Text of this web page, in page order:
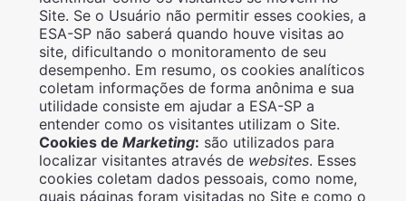
Site. Se o Usuário não permitir esses cookies, a
ESA-SP não saberá quando houve visitas ao
site, dificultando o monitoramento de seu
desempenho. Em resumo, os cookies analíticos
coletam informações de forma anônima e sua
utilidade consiste em ajudar a ESA-SP a
entender como os visitantes utilizam o Site.
Cookies de Marketing: são utilizados para
localizar visitantes através de websites. Esses
cookies coletam dados pessoais, como nome,
quais páginas foram visitadas no Site e como o